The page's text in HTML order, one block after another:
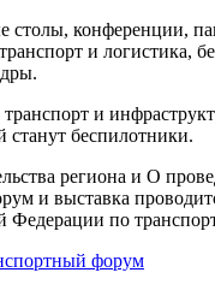
столы, конференции,
и логистика,
и
станут беспилотники.
региона и О
и выставка
по
форум